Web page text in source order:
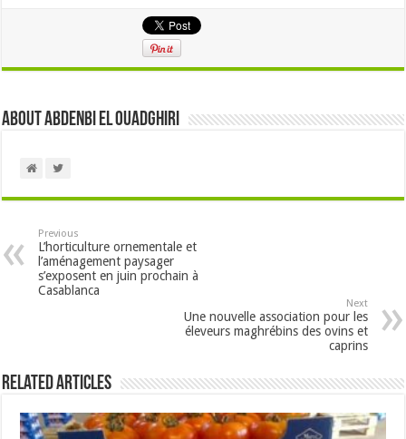
About Abdenbi EL OUADGHIRI
Previous
L’horticulture ornementale et
l’aménagement paysager
s’exposent en juin prochain à
Casablanca
Next
Une nouvelle association pour les
éleveurs maghrébins des ovins et
caprins
Related Articles